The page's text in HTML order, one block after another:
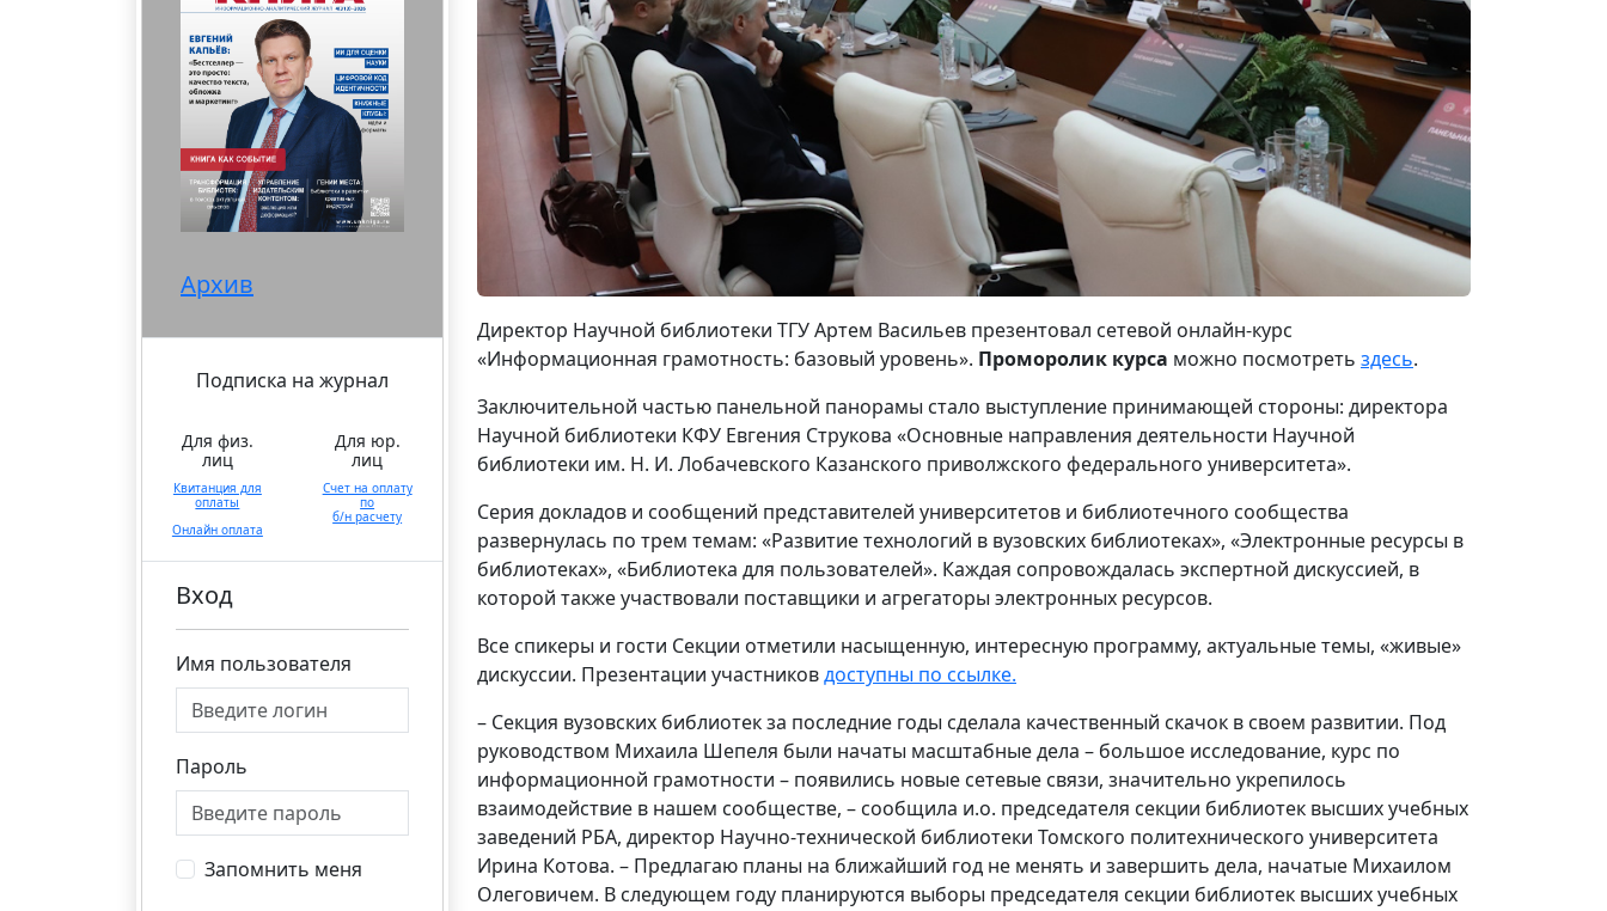
Архив
Подписка на журнал
Для физ.
лиц
Квитанция для
оплаты
Онлайн оплата
Для юр.
лиц
Счет на оплату
по
б/н расчету
Вход
Имя пользователя
Пароль
Запомнить меня
Директор Научной библиотеки ТГУ Артем Васильев презентовал сетевой онлайн-курс
«Информационная грамотность: базовый уровень». Проморолик курса можно посмотреть здесь.
Заключительной частью панельной панорамы стало выступление принимающей стороны: директора
Научной библиотеки КФУ Евгения Струкова «Основные направления деятельности Научной
библиотеки им. Н. И. Лобачевского Казанского приволжского федерального университета».
Серия докладов и сообщений представителей университетов и библиотечного сообщества
развернулась по трем темам: «Развитие технологий в вузовских библиотеках», «Электронные ресурсы в
библиотеках», «Библиотека для пользователей». Каждая сопровождалась экспертной дискуссией, в
которой также участвовали поставщики и агрегаторы электронных ресурсов.
Все спикеры и гости Секции отметили насыщенную, интересную программу, актуальные темы, «живые»
дискуссии. Презентации участниковдоступны по ссылке.
– Секция вузовских библиотек за последние годы сделала качественный скачок в своем развитии. Под
руководством Михаила Шепеля были начаты масштабные дела – большое исследование, курс по
информационной грамотности – появились новые сетевые связи, значительно укрепилось
взаимодействие в нашем сообществе, – сообщила и.о. председателя секции библиотек высших учебных
заведений РБА, директор Научно-технической библиотеки Томского политехнического университета
Ирина Котова. – Предлагаю планы на ближайший год не менять и завершить дела, начатые Михаилом
Олеговичем. В следующем году планируются выборы председателя секции библиотек высших учебных